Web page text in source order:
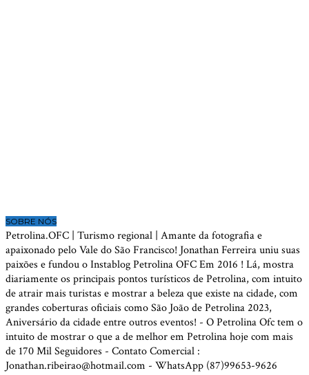
SOBRE NÓS
Petrolina.OFC | Turismo regional | Amante da fotografia e
apaixonado pelo Vale do São Francisco! Jonathan Ferreira uniu suas
paixões e fundou o Instablog Petrolina OFC Em 2016 ! Lá, mostra
diariamente os principais pontos turísticos de Petrolina, com intuito
de atrair mais turistas e mostrar a beleza que existe na cidade, com
grandes coberturas oficiais como São João de Petrolina 2023,
Aniversário da cidade entre outros eventos! - O Petrolina Ofc tem o
intuito de mostrar o que a de melhor em Petrolina hoje com mais
de 170 Mil Seguidores - Contato Comercial :
Jonathan.ribeirao@hotmail.com - WhatsApp (87)99653-9626